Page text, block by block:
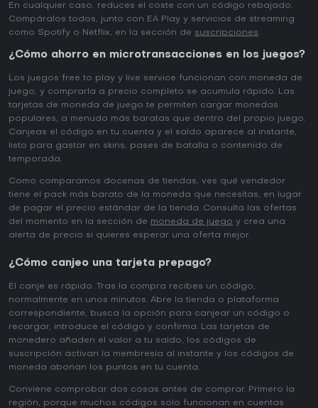
En cualquier caso, reduces el coste con un código rebajado.
Compáralos todos, junto con EA Play y servicios de streaming
como Spotify o Netflix, en la sección de suscripciones.
¿Cómo ahorro en microtransacciones en los juegos?
Los juegos free to play y live service funcionan con moneda de
juego, y comprarla a precio completo se acumula rápido. Las
tarjetas de moneda de juego te permiten cargar monedas
populares, a menudo más baratas que dentro del propio juego.
Canjeas el código en tu cuenta y el saldo aparece al instante,
listo para gastar en skins, pases de batalla o contenido de
temporada.
Como comparamos docenas de tiendas, ves qué vendedor
tiene el pack más barato de la moneda que necesitas, en lugar
de pagar el precio estándar de la tienda. Consulta las ofertas
del momento en la sección de moneda de juego y crea una
alerta de precio si quieres esperar una oferta mejor.
¿Cómo canjeo una tarjeta prepago?
El canje es rápido. Tras la compra recibes un código,
normalmente en unos minutos. Abre la tienda o plataforma
correspondiente, busca la opción para canjear un código o
recargar, introduce el código y confirma. Las tarjetas de
monedero añaden el valor a tu saldo, los códigos de
suscripción activan la membresía al instante y los códigos de
moneda abonan los puntos en tu cuenta.
Conviene comprobar dos cosas antes de comprar. Primero la
región, porque muchos códigos solo funcionan en cuentas